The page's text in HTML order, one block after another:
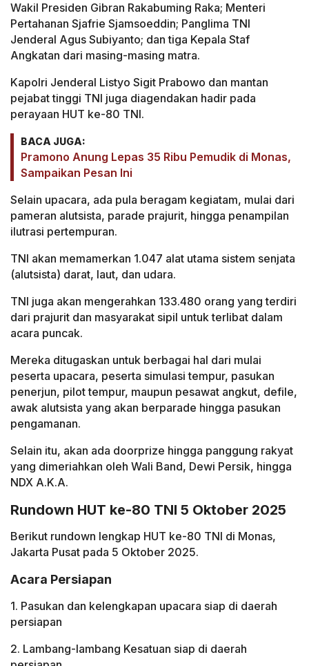
Wakil Presiden Gibran Rakabuming Raka; Menteri
Pertahanan Sjafrie Sjamsoeddin; Panglima TNI
Jenderal Agus Subiyanto; dan tiga Kepala Staf
Angkatan dari masing-masing matra.
Kapolri Jenderal Listyo Sigit Prabowo dan mantan
pejabat tinggi TNI juga diagendakan hadir pada
perayaan HUT ke-80 TNI.
BACA JUGA:
Pramono Anung Lepas 35 Ribu Pemudik di Monas,
Sampaikan Pesan Ini
Selain upacara, ada pula beragam kegiatam, mulai dari
pameran alutsista, parade prajurit, hingga penampilan
ilutrasi pertempuran.
TNI akan memamerkan 1.047 alat utama sistem senjata
(alutsista) darat, laut, dan udara.
TNI juga akan mengerahkan 133.480 orang yang terdiri
dari prajurit dan masyarakat sipil untuk terlibat dalam
acara puncak.
Mereka ditugaskan untuk berbagai hal dari mulai
peserta upacara, peserta simulasi tempur, pasukan
penerjun, pilot tempur, maupun pesawat angkut, defile,
awak alutsista yang akan berparade hingga pasukan
pengamanan.
Selain itu, akan ada doorprize hingga panggung rakyat
yang dimeriahkan oleh Wali Band, Dewi Persik, hingga
NDX A.K.A.
Rundown HUT ke-80 TNI 5 Oktober 2025
Berikut rundown lengkap HUT ke-80 TNI di Monas,
Jakarta Pusat pada 5 Oktober 2025.
Acara Persiapan
1. Pasukan dan kelengkapan upacara siap di daerah
persiapan
2. Lambang-lambang Kesatuan siap di daerah